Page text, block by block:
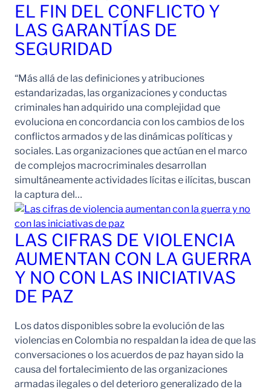
EL FIN DEL CONFLICTO Y
LAS GARANTÍAS DE
SEGURIDAD
“Más allá de las definiciones y atribuciones
estandarizadas, las organizaciones y conductas
criminales han adquirido una complejidad que
evoluciona en concordancia con los cambios de los
conflictos armados y de las dinámicas políticas y
sociales. Las organizaciones que actúan en el marco
de complejos macrocriminales desarrollan
simultáneamente actividades lícitas e ilícitas, buscan
la captura del…
LAS CIFRAS DE VIOLENCIA
AUMENTAN CON LA GUERRA
Y NO CON LAS INICIATIVAS
DE PAZ
Los datos disponibles sobre la evolución de las
violencias en Colombia no respaldan la idea de que las
conversaciones o los acuerdos de paz hayan sido la
causa del fortalecimiento de las organizaciones
armadas ilegales o del deterioro generalizado de la